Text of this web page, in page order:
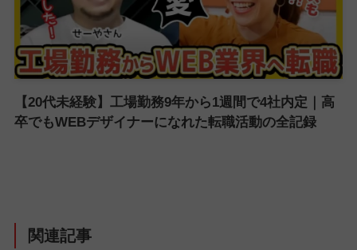
【20代未経験】工場勤務9年から1週間で4社内定｜高
卒でもWEBデザイナーになれた転職活動の全記録
関連記事